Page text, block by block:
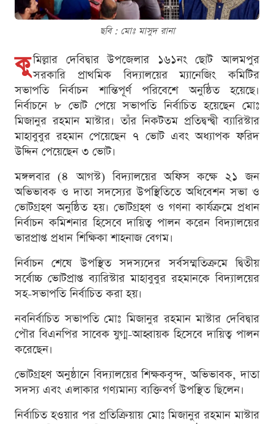
ছবি : মোঃ মাসুদ রানা
কু মিল্লার দেবিদ্বার উপজেলার ১৬১নং ছোট আলমপুর
সরকারি প্রাথমিক বিদ্যালয়ের ম্যানেজিং কমিটির
সভাপতি নির্বাচন শান্তিপূর্ণ পরিবেশে অনুষ্ঠিত হয়েছে।
নির্বাচনে ৮ ভোট পেয়ে সভাপতি নির্বাচিত হয়েছেন মোঃ
মিজানুর রহমান মাস্টার। তাঁর নিকটতম প্রতিদ্বন্দ্বী ব্যারিস্টার
মাহাবুবুর রহমান পেয়েছেন ৭ ভোট এবং অধ্যাপক ফরিদ
উদ্দিন পেয়েছেন ৩ ভোট।
মঙ্গলবার (৪ আগস্ট) বিদ্যালয়ের অফিস কক্ষে ২১ জন
অভিভাবক ও দাতা সদস্যের উপস্থিতিতে অধিবেশন সভা ও
ভোটগ্রহণ অনুষ্ঠিত হয়। ভোটগ্রহণ ও গণনা কার্যক্রমে প্রধান
নির্বাচন কমিশনার হিসেবে দায়িত্ব পালন করেন বিদ্যালয়ের
ভারপ্রাপ্ত প্রধান শিক্ষিকা শাহনাজ বেগম।
নির্বাচন শেষে উপস্থিত সদস্যদের সর্বসম্মতিক্রমে দ্বিতীয়
সর্বোচ্চ ভোটপ্রাপ্ত ব্যারিস্টার মাহাবুবুর রহমানকে বিদ্যালয়ের
সহ-সভাপতি নির্বাচিত করা হয়।
নবনির্বাচিত সভাপতি মোঃ মিজানুর রহমান মাস্টার দেবিদ্বার
পৌর বিএনপির সাবেক যুগ্ম-আহ্বায়ক হিসেবে দায়িত্ব পালন
করেছেন।
ভোটগ্রহণ অনুষ্ঠানে বিদ্যালয়ের শিক্ষকবৃন্দ, অভিভাবক, দাতা
সদস্য এবং এলাকার গণ্যমান্য ব্যক্তিবর্গ উপস্থিত ছিলেন।
নির্বাচিত হওয়ার পর প্রতিক্রিয়ায় মোঃ মিজানুর রহমান মাস্টার